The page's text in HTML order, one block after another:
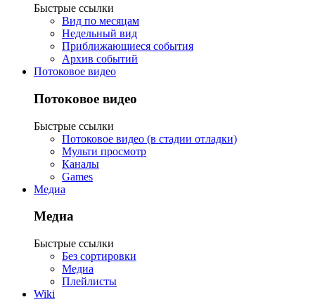
Быстрые ссылки
Вид по месяцам
Недельный вид
Приближающиеся события
Архив событий
Потоковое видео
Потоковое видео
Быстрые ссылки
Потоковое видео (в стадии отладки)
Мульти просмотр
Каналы
Games
Медиа
Медиа
Быстрые ссылки
Без сортировки
Медиа
Плейлисты
Wiki